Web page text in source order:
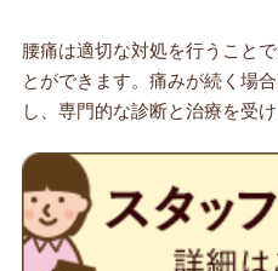
腰痛は適切な対処を行うこと
とができます。痛みが続く場
し、専門的な診断と治療を受